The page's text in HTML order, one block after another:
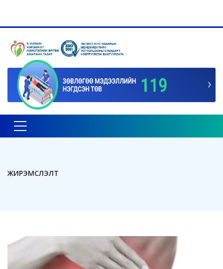
Toggle navigation
ЖИРЭМСЛЭЛТ